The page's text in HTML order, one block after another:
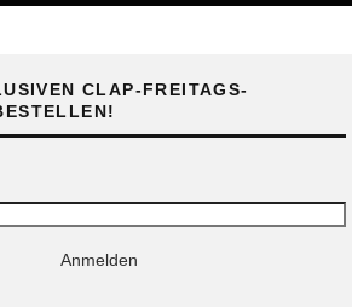
CLAP-FREITAGS-
Anmelden